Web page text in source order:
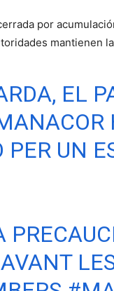
por
mantienen la
EL
PER UN